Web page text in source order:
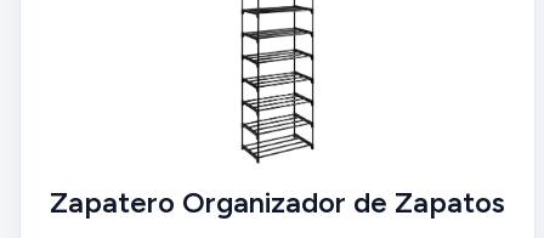
Zapatero Organizador de Zapatos